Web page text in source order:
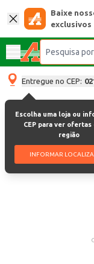
Baixe
exclusivos
Entregue no CEP:
Escolha uma loja ou
CEP para ver ofertas
região
INFORMAR